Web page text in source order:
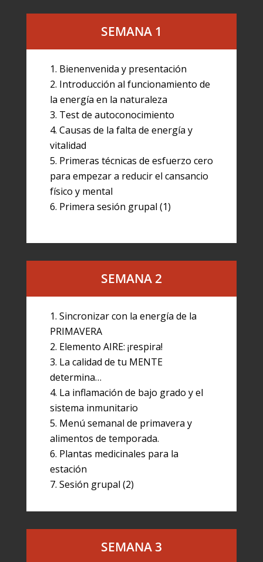
SEMANA 1
Bienenvenida y presentación
Introducción al funcionamiento de
la energía en la naturaleza
Test de autoconocimiento
Causas de la falta de energía y
vitalidad
Primeras técnicas de esfuerzo cero
para empezar a reducir el cansancio
físico y mental
Primera sesión grupal (1)
SEMANA 2
Sincronizar con la energía de la
PRIMAVERA
Elemento AIRE: ¡respira!
La calidad de tu MENTE
determina…
La inflamación de bajo grado y el
sistema inmunitario
Menú semanal de primavera y
alimentos de temporada.
Plantas medicinales para la
estación
Sesión grupal (2)
SEMANA 3